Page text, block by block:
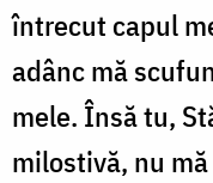
întrecut capul
adânc mă
mele. Însă tu,
milostivă, nu